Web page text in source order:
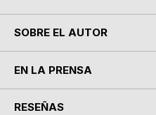
SOBRE EL AUTOR
EN LA PRENSA
RESEÑAS